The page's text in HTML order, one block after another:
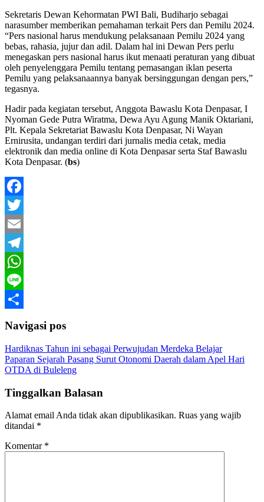
Sekretaris Dewan Kehormatan PWI Bali, Budiharjo sebagai
narasumber memberikan pemahaman terkait Pers dan Pemilu 2024.
“Pers nasional harus mendukung pelaksanaan Pemilu 2024 yang
bebas, rahasia, jujur dan adil. Dalam hal ini Dewan Pers perlu
menegaskan pers nasional harus ikut menaati peraturan yang dibuat
oleh penyelenggara Pemilu tentang pemasangan iklan peserta
Pemilu yang pelaksanaannya banyak bersinggungan dengan pers,”
tegasnya.
Hadir pada kegiatan tersebut, Anggota Bawaslu Kota Denpasar, I
Nyoman Gede Putra Wiratma, Dewa Ayu Agung Manik Oktariani,
Plt. Kepala Sekretariat Bawaslu Kota Denpasar, Ni Wayan
Ernirusita, undangan terdiri dari jurnalis media cetak, media
elektronik dan media online di Kota Denpasar serta Staf Bawaslu
Kota Denpasar. (bs)
Facebook
Twitter
Email
Telegram
WhatsApp
Line
Navigasi pos
Hardiknas Tahun ini sebagai Perwujudan Merdeka Belajar
Paparan Sejarah Pasang Surut Otonomi Daerah dalam Apel Hari
OTDA di Buleleng
Tinggalkan Balasan
Alamat email Anda tidak akan dipublikasikan. Ruas yang wajib
ditandai *
Komentar *